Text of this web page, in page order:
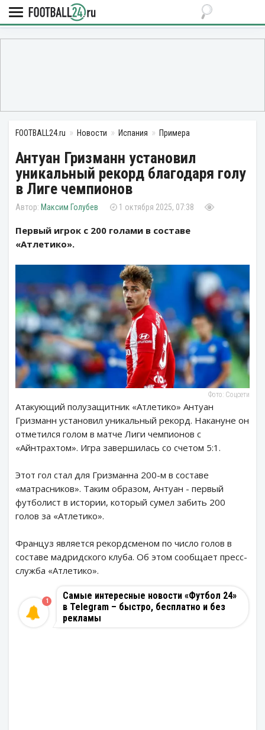
FOOTBALL24.ru Новости Испания Примера
Антуан Гризманн установил
уникальный рекорд благодаря голу
в Лиге чемпионов
Максим Голубев 1 октября 2025, 07:38
Первый игрок с 200 голами в составе
«Атлетико».
Фото: Соцсети
Атакующий полузащитник «Атлетико» Антуан
Гризманн установил уникальный рекорд. Накануне он
отметился голом в матче Лиги чемпионов с
«Айнтрахтом». Игра завершилась со счетом 5:1.
Этот гол стал для Гризманна 200-м в составе
«матрасников». Таким образом, Антуан - первый
футболист в истории, который сумел забить 200
голов за «Атлетико».
Француз является рекордсменом по число голов в
составе мадридского клуба. Об этом сообщает пресс-
служба «Атлетико».
Самые интересные новости «Футбол 24»
в Telegram – быстро, бесплатно и без
рекламы
1